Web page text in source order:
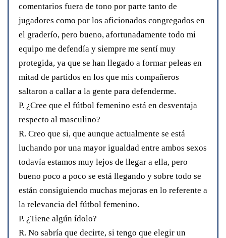
comentarios fuera de tono por parte tanto de
jugadores como por los aficionados congregados en
el graderío, pero bueno, afortunadamente todo mi
equipo me defendía y siempre me sentí muy
protegida, ya que se han llegado a formar peleas en
mitad de partidos en los que mis compañeros
saltaron a callar a la gente para defenderme.
P. ¿Cree que el fútbol femenino está en desventaja
respecto al masculino?
R. Creo que si, que aunque actualmente se está
luchando por una mayor igualdad entre ambos sexos
todavía estamos muy lejos de llegar a ella, pero
bueno poco a poco se está llegando y sobre todo se
están consiguiendo muchas mejoras en lo referente a
la relevancia del fútbol femenino.
P. ¿Tiene algún ídolo?
R. No sabría que decirte, si tengo que elegir un